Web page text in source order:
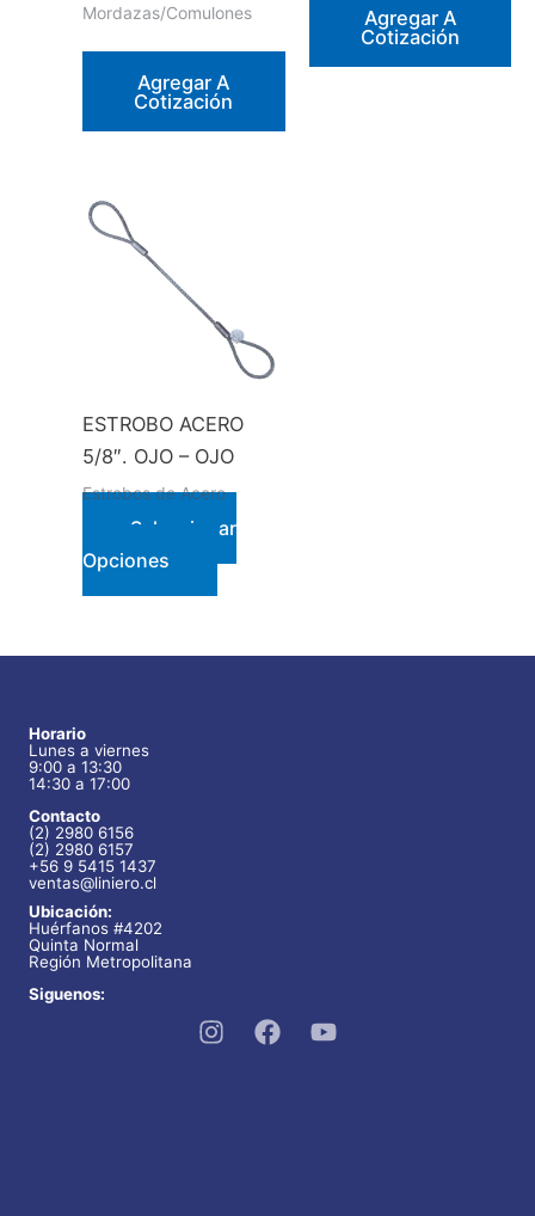
Mordazas/Comulones
Agregar A
Cotización
Agregar A
Cotización
ESTROBO ACERO
5/8″. OJO – OJO
Estrobos de Acero
Seleccionar
Opciones
Este
producto
múltiples
Horario
Lunes a viernes
9:00 a 13:30
14:30 a 17:00
Contacto
(2) 2980 6156
(2) 2980 6157
+56 9 5415 1437
ventas@liniero.cl
Ubicación:
Huérfanos #4202
Quinta Normal
Región Metropolitana
Siguenos: